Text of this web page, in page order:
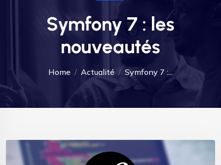
Symfony 7 : les
nouveautés
Home Actualité Symfony 7 :...